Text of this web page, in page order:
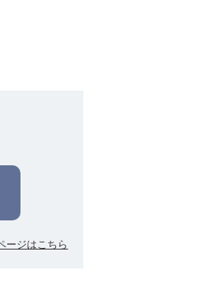
ージはこちら